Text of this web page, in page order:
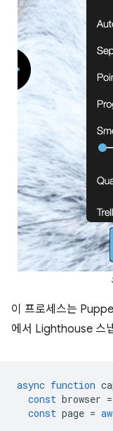
이 프로세스는
에서 Lighthouse 스
async function
const browser =
const page =